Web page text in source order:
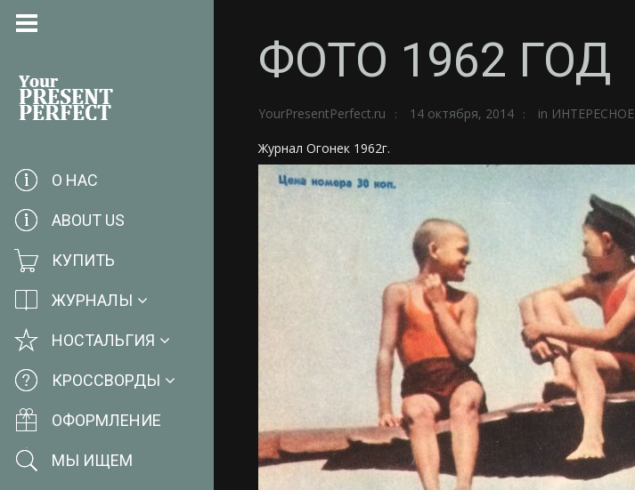
О НАС
ABOUT US
КУПИТЬ
ЖУРНАЛЫ
НОСТАЛЬГИЯ
КРОССВОРДЫ
ОФОРМЛЕНИЕ
МЫ ИЩЕМ
ФОТО 1962 ГОД
YourPresentPerfect.ru 14 октября, 2014 in ИНТЕРЕСНОЕ
Журнал Огонек 1962г.